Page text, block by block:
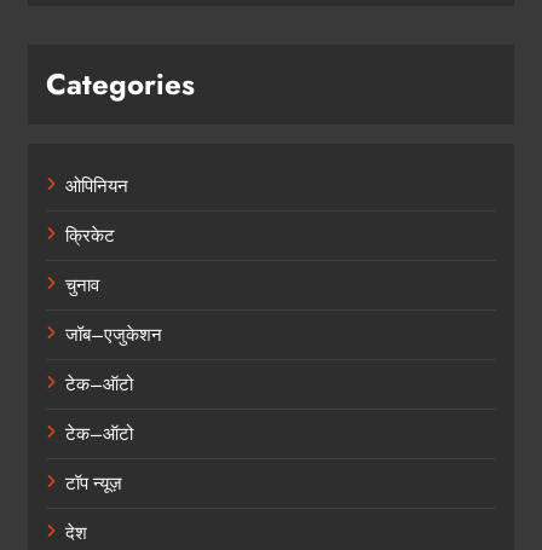
Categories
ओपिनियन
क्रिकेट
चुनाव
जॉब–एजुकेशन
टेक–ऑटो
टेक–ऑटो
टॉप न्यूज़
देश